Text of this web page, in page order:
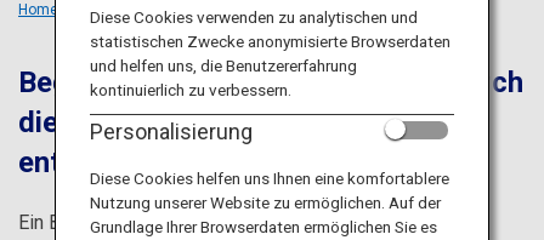
Home Empfohlene Orte Die Ferninseln in Okinawa
Begeben Sie sich auf Streifzüge durch
die unberührte Landschaft und
entspannen Sie in Luxus-Resorts
Ein Besuch des entlegenen Archipels, das zur Präfektur
Diese Cookies verwenden zu analytischen und
statistischen Zwecke anonymisierte Browserdaten
und helfen uns, die Benutzererfahrung
kontinuierlich zu verbessern.
Personalisierung
Diese Cookies helfen uns Ihnen eine komfortablere
Nutzung unserer Website zu ermöglichen. Auf der
Grundlage Ihrer Browserdaten ermöglichen Sie es